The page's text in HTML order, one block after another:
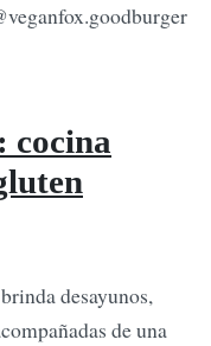
cocina
desayunos,
de una